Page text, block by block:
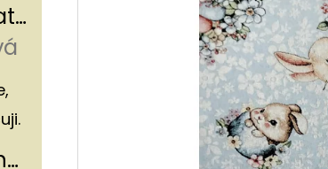
Ubrus "venkovský patchwork"
hvězdiček.
Stylový pytlíček na houby v rustikálním stylu
DOPORUČUJEME